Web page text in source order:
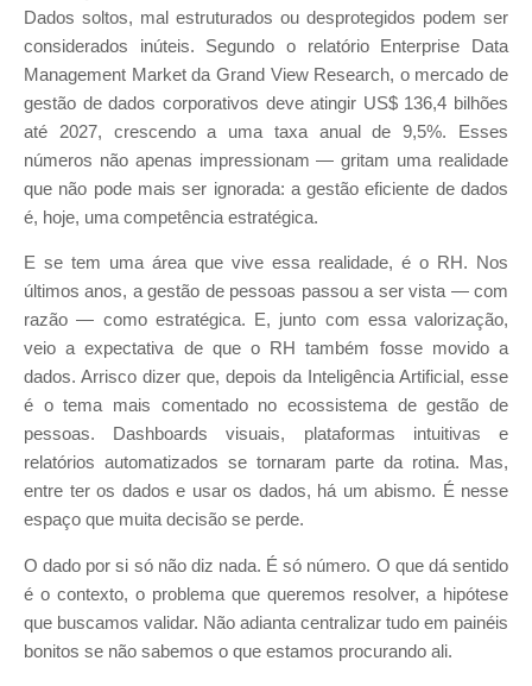
Dados soltos, mal estruturados ou desprotegidos podem ser
considerados inúteis. Segundo o relatório Enterprise Data
Management Market da Grand View Research, o mercado de
gestão de dados corporativos deve atingir US$ 136,4 bilhões
até 2027, crescendo a uma taxa anual de 9,5%. Esses
números não apenas impressionam — gritam uma realidade
que não pode mais ser ignorada: a gestão eficiente de dados
é, hoje, uma competência estratégica.
E se tem uma área que vive essa realidade, é o RH. Nos
últimos anos, a gestão de pessoas passou a ser vista — com
razão — como estratégica. E, junto com essa valorização,
veio a expectativa de que o RH também fosse movido a
dados. Arrisco dizer que, depois da Inteligência Artificial, esse
é o tema mais comentado no ecossistema de gestão de
pessoas. Dashboards visuais, plataformas intuitivas e
relatórios automatizados se tornaram parte da rotina. Mas,
entre ter os dados e usar os dados, há um abismo. É nesse
espaço que muita decisão se perde.
O dado por si só não diz nada. É só número. O que dá sentido
é o contexto, o problema que queremos resolver, a hipótese
que buscamos validar. Não adianta centralizar tudo em painéis
bonitos se não sabemos o que estamos procurando ali.